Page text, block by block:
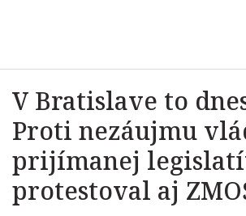
V Bratislave to
Proti nezáujmu
prijímanej
protestoval aj